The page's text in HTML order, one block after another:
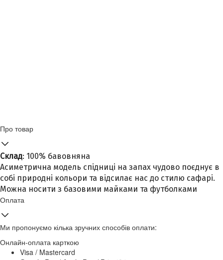
Про товар
Склад: 100% бавовняна
Асиметрична модель спідниці на запах чудово поєднує в
собі природні кольори та відсилає нас до стилю сафарі.
Можна носити з базовими майками та футболками
Оплата
Ми пропонуємо кілька зручних способів оплати:
Онлайн-оплата карткою
Visa / Mastercard